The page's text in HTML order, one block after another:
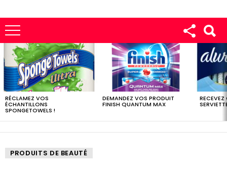
LES
DERNIERS
ÉCHANTILLONS
RÉCLAMEZ VOS
ÉCHANTILLONS
SPONGETOWELS !
DEMANDEZ VOS PRODUIT
FINISH QUANTUM MAX
PRODUITS DE BEAUTÉ